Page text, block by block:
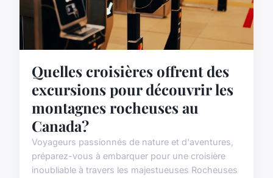
Quelles croisières offrent des
excursions pour découvrir les
montagnes rocheuses au
Canada?
Voyageurs passionnés de nature et d'aventures,
préparez-vous à embarquer pour une croisière
inoubliable à travers les majestueuses Rocheuses